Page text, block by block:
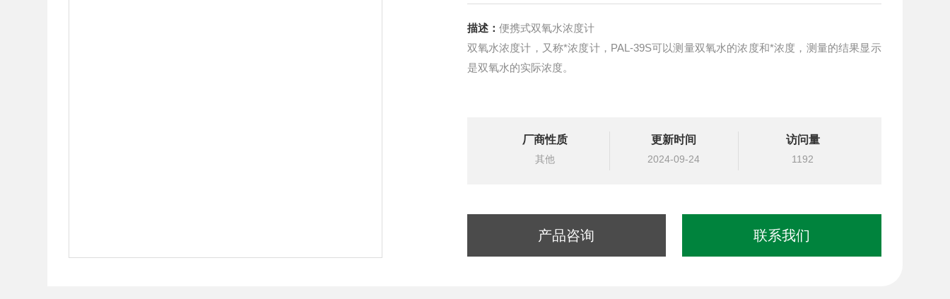
描述： 便携式双氧水浓度计
双氧水浓度计，又称*浓度计，PAL-39S可以测量双氧水的浓度和*浓度，测量的结果显示
是双氧水的实际浓度。
厂商性质
其他
更新时间
2024-09-24
访问量
1192
产品咨询 联系我们